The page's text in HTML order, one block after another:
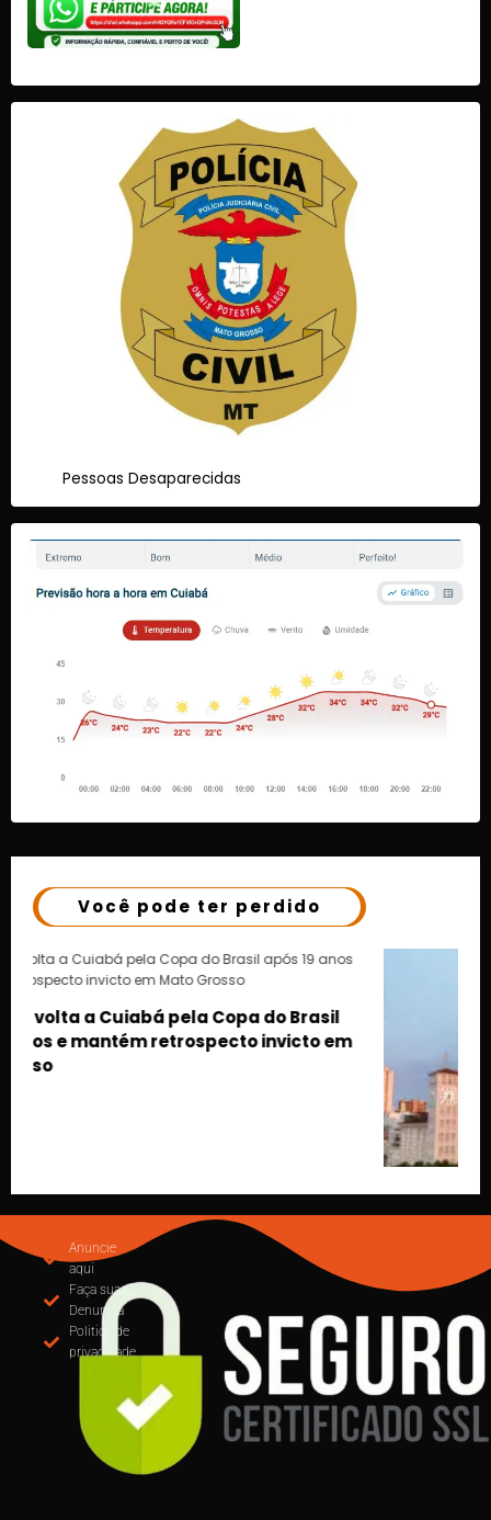
Pessoas Desaparecidas
Você pode ter perdido
MUDANÇA NA EMISSÃO DE NOTAS: CUIABÁ
OBRIGA USO DO EMISSOR NACIONAL DE NFS-e A
PARTIR DE SETEMBRO
Anuncie
aqui
Faça sua